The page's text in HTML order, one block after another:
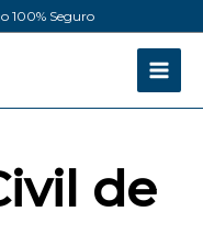
100% Seguro
de